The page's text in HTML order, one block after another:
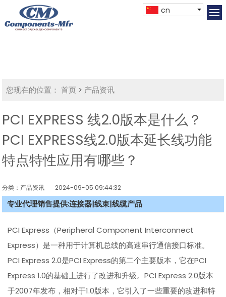
cn
您现在的位置： 首页 > 产品资讯
PCI EXPRESS 线2.0版本是什么？
PCI EXPRESS线2.0版本延长线功能
特点特性应用有哪些？
分类：产品资讯 2024-09-05 09:44:32
专业代理销售提供:连接器|线束|线缆产品
PCI Express（Peripheral Component Interconnect
Express）是一种用于计算机总线的高速串行通信接口标准。
PCI Express 2.0是PCI Express的第二个主要版本，它在PCI
Express 1.0的基础上进行了改进和升级。PCI Express 2.0版本
于2007年发布，相对于1.0版本，它引入了一些重要的改进和特